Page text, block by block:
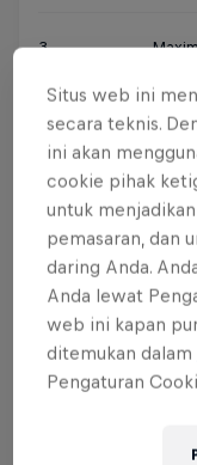
3.
4.
5.
7.
8.
Situs web ini
secara teknis.
ini akan
cookie pihak
untuk
pemasaran, dan
daring Anda.
Anda lewat
web ini kapan
ditemukan dalam
Pengaturan